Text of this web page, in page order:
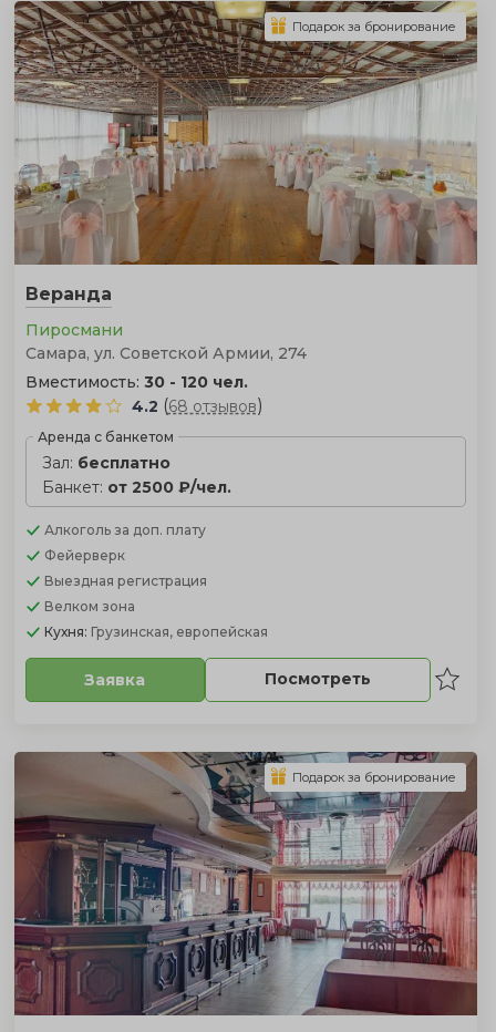
Веранда
Пиросмани
Самара, ул. Советской Армии, 274
Вместимость: 30 - 120 чел.
4.2 (68 отзывов)
Аренда с банкетом
Зал: бесплатно
Банкет: от 2500 ₽/чел.
Алкоголь за доп. плату
Фейерверк
Выездная регистрация
Велком зона
Кухня: Грузинская, европейская
Заявка Посмотреть
Подарок за бронирование
Подарок за бронирование